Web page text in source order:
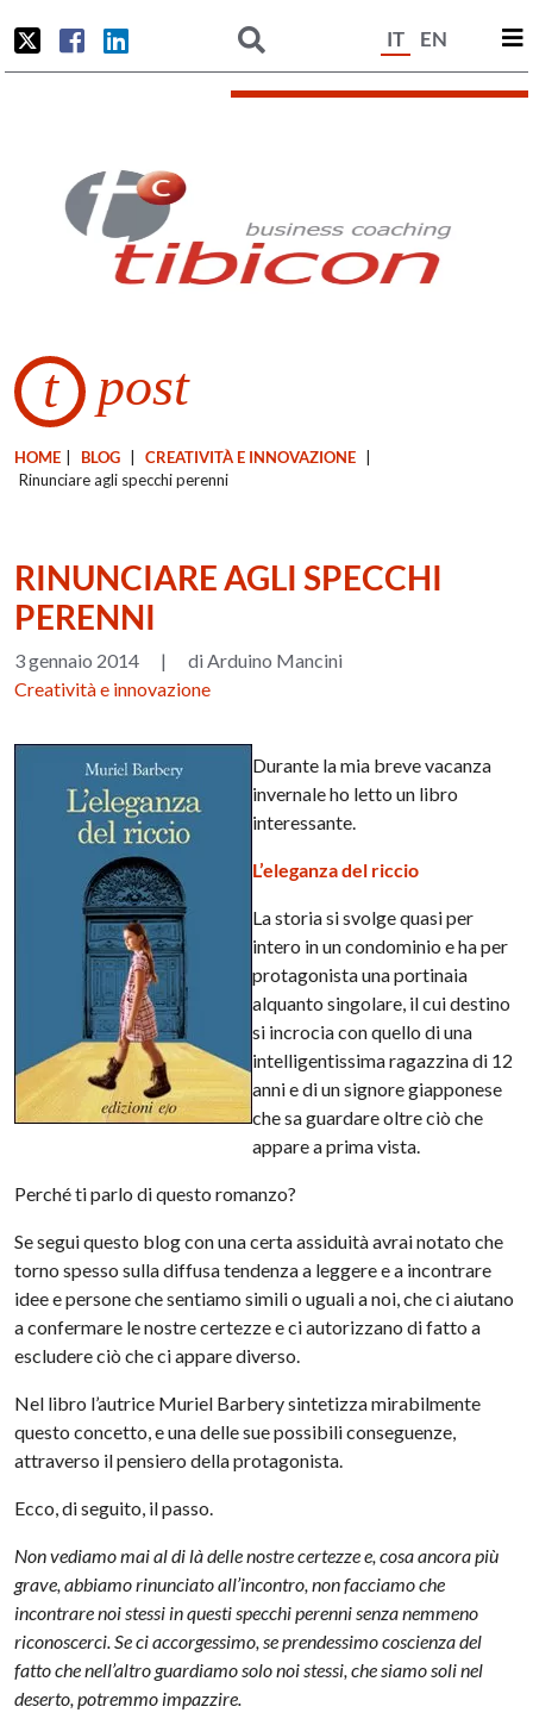
IT EN
t post
HOME BLOG CREATIVITÀ E INNOVAZIONE
Rinunciare agli specchi perenni
RINUNCIARE AGLI SPECCHI
PERENNI
3 gennaio 2014 |
di Arduino Mancini
Creatività e innovazione
Durante la mia breve vacanza
invernale ho letto un libro
interessante.
L’eleganza del riccio
La storia si svolge quasi per
intero in un condominio e ha per
protagonista una portinaia
alquanto singolare, il cui destino
si incrocia con quello di una
intelligentissima ragazzina di 12
anni e di un signore giapponese
che sa guardare oltre ciò che
appare a prima vista.
Perché ti parlo di questo romanzo?
Se segui questo blog con una certa assiduità avrai notato che
torno spesso sulla diffusa tendenza a leggere e a incontrare
idee e persone che sentiamo simili o uguali a noi, che ci aiutano
a confermare le nostre certezze e ci autorizzano di fatto a
escludere ciò che ci appare diverso.
Nel libro l’autrice Muriel Barbery sintetizza mirabilmente
questo concetto, e una delle sue possibili conseguenze,
attraverso il pensiero della protagonista.
Ecco, di seguito, il passo.
Non vediamo mai al di là delle nostre certezze e, cosa ancora più
grave, abbiamo rinunciato all’incontro, non facciamo che
incontrare noi stessi in questi specchi perenni senza nemmeno
riconoscerci. Se ci accorgessimo, se prendessimo coscienza del
fatto che nell’altro guardiamo solo noi stessi, che siamo soli nel
deserto, potremmo impazzire.